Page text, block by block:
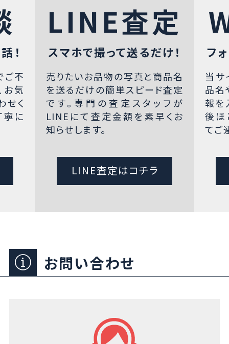
！
ご不
お気
せく
寧に
LINE査定
スマホで撮って送るだけ！
売りたいお品物の写真と商品名
を送るだけの簡単スピード査定
です。専門の査定スタッフが
LINEにて査定金額を素早くお
知らせします。
LINE査定はコチラ
フ
当サ
品名
報を
後ほ
てご
お問い合わせ